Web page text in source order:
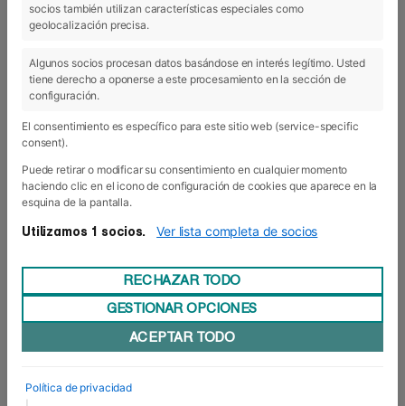
23 Dic 2019
Abierta la convocatoria para
Foro Europeo ha abierto la convocatoria del
socios también utilizan características especiales como
geolocalización precisa.
Algunos socios procesan datos basándose en interés legítimo. Usted
tiene derecho a oponerse a este procesamiento en la sección de
configuración.
El consentimiento es específico para este sitio web (service-specific
consent).
Puede retirar o modificar su consentimiento en cualquier momento
haciendo clic en el icono de configuración de cookies que aparece en la
esquina de la pantalla.
Utilizamos 1 socios. Ver lista completa de socios
RECHAZAR TODO
GESTIONAR OPCIONES
ACEPTAR TODO
Política de privacidad